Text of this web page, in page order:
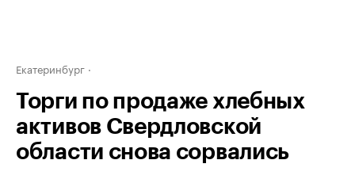
Екатеринбург
Торги по продаже хлебных
активов Свердловской
области снова сорвались